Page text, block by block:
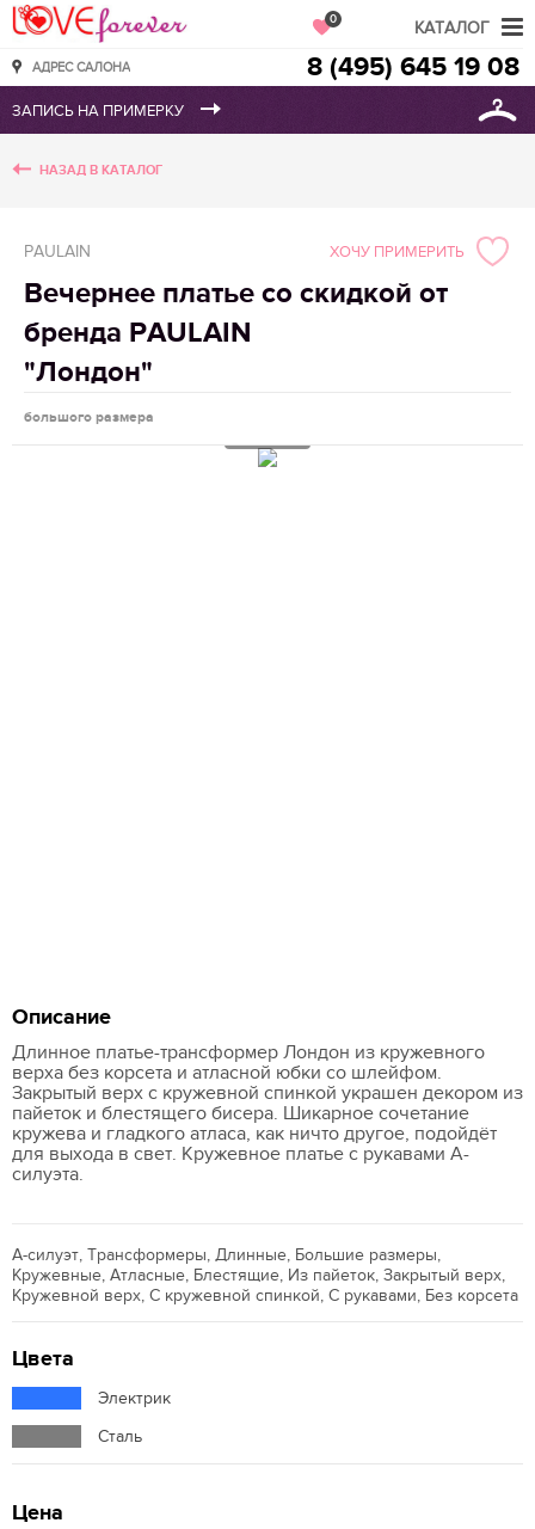
Love Forever
АДРЕС САЛОНА
0
8 (495) 645 19 08
НАЗАД В КАТАЛОГ
PAULAIN
Вечернее платье со скидкой от
бренда PAULAIN
"Лондон"
большого размера
ХОЧУ ПРИМЕРИТЬ
Описание
Длинное платье-трансформер Лондон из кружевного
верха без корсета и атласной юбки со шлейфом.
Закрытый верх с кружевной спинкой украшен декором из
пайеток и блестящего бисера. Шикарное сочетание
кружева и гладкого атласа, как ничто другое, подойдёт
для выхода в свет. Кружевное платье с рукавами А-
силуэта.
А-силуэт, Трансформеры, Длинные, Большие размеры,
Кружевные, Атласные, Блестящие, Из пайеток, Закрытый верх,
Кружевной верх, С кружевной спинкой, С рукавами, Без корсета
Цвета
Электрик
Сталь
Цена
КАТАЛОГ